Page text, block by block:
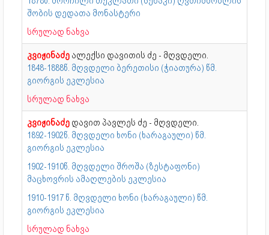
შობის დედათა მონასტერი
სრულად ნახვა
კვიჟინაძე ალექსი დავითის ძე - მღვდელი.
1848-1888წ. მღვდელი ბერეთისი (ჭიათურა) წმ.
გიორგის ეკლესია
სრულად ნახვა
კვიჟინაძე დავით პავლეს ძე - მღვდელი.
1892-1902წ. მღვდელი ხონი (ხარაგაული) წმ.
გიორგის ეკლესია
1902-1910წ. მღვდელი შროშა (ზესტაფონი)
მაცხოვრის ამაღლების ეკლესია
1910-1917 წ. მღვდელი ხონი (ხარაგაული) წმ.
გიორგის ეკლესია
სრულად ნახვა